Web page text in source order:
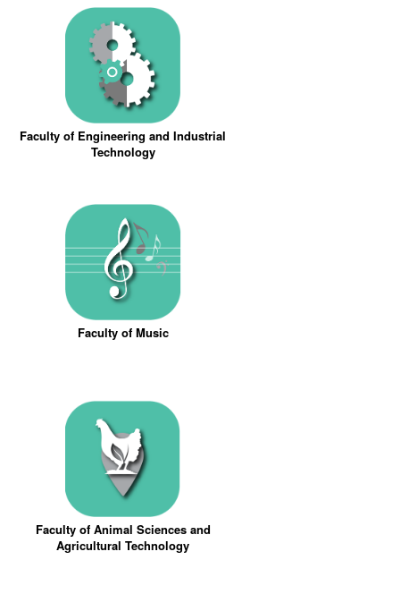
Faculty of Engineering and Industrial
Technology
Faculty of Music
Faculty of Animal Sciences and
Agricultural Technology